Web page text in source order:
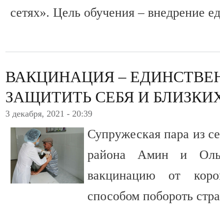
сетях». Цель обучения – внедрение
ВАКЦИНАЦИЯ –
ЗАЩИТИТЬ СЕБЯ И
3 декабря, 2021 - 20:39
Супружеская пара из
района Амин и
вакцинацию от
способом побороть